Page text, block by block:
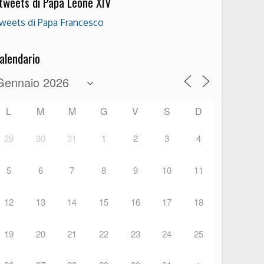
di Papa Francesco
L M M G V S D
29 30 31 1 2 3 4
5 6 7 8 9 10 11
12 13 14 15 16 17 18
19 20 21 22 23 24 25